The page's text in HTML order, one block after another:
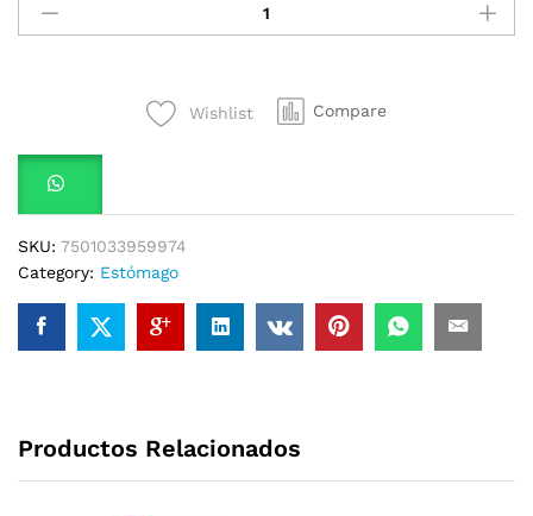
Suero
Oral
Wishlist Compare
SKU: 7501033959974
Category: Estómago
Productos Relacionados